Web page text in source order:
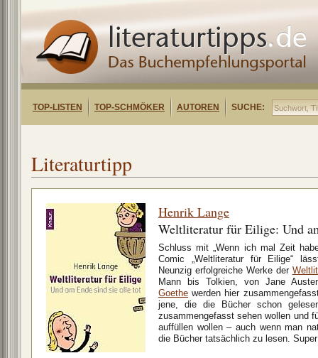
TOP-LISTEN TOP-SCHMÖKER AUTOREN SUCHE:
Literaturtipp
Henrik Lange
Weltliteratur für Eilige: Und
Schluss mit „Wenn ich mal Zeit
Comic „Weltliteratur für Eilige“
Neunzig erfolgreiche Werke der
Mann bis Tolkien, von Jane
Goethe werden hier
jene, die die Bücher schon
zusammengefasst sehen wollen und
auffüllen wollen – auch wenn man
die Bücher tatsächlich zu lesen.